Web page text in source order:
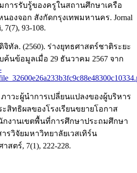
การรับรู้ของครูในสถานศึกษาเครือ
องจอก สังกัดกรุงเทพมหานคร. Jornal
7(7), 93-108.
ทัล. (2560). ร่างยุทธศาสตร์ชาติระยะ
บค้นข้อมูลเมื่อ 29 ธันวาคม 2567 จาก
าวะผู้นำการเปลี่ยนแปลงของผู้บริหาร
สิทธิผลของโรงเรียนขยายโอกาส
กงานเขตพื้นที่การศึกษาประถมศึกษา
รวิจัยมหาวิทยาลัยเวสเทิร์น
ตร์, 7(1), 222-228.